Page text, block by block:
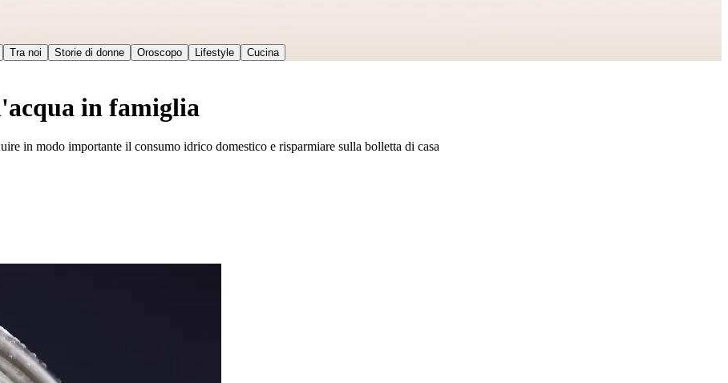
Tra noi Storie di donne Oroscopo Lifestyle Cucina
in famiglia
in modo importante il consumo idrico domestico e risparmiare sulla bolletta di casa